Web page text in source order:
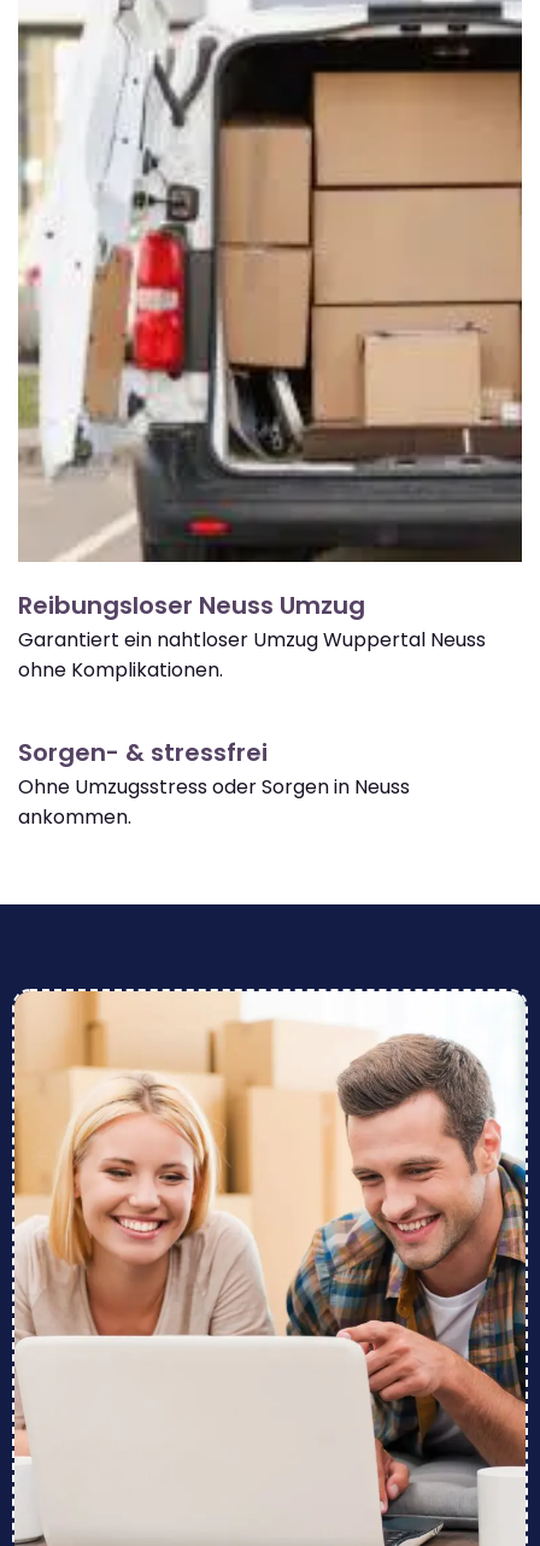
Reibungsloser Neuss Umzug
Garantiert ein nahtloser Umzug Wuppertal Neuss
ohne Komplikationen.
Sorgen- & stressfrei
Ohne Umzugsstress oder Sorgen in Neuss
ankommen.